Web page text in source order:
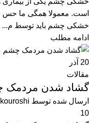
است. معمولا همگی ما
خشکی چشم باید توسط م...
ادامه مطلب
20 آذر
مقالات
گشاد شدن مردمک
ارسال شده توسط
10